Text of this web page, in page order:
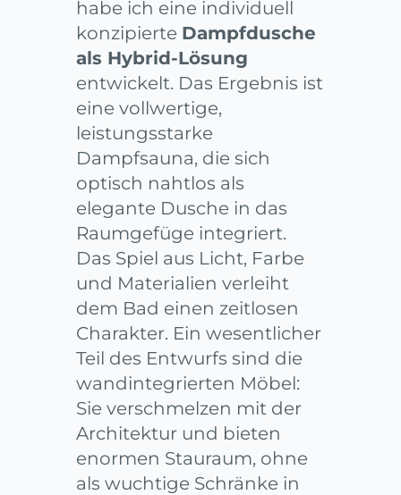
habe ich eine individuell
konzipierte Dampfdusche
als Hybrid-Lösung
entwickelt. Das Ergebnis ist
eine vollwertige,
leistungsstarke
Dampfsauna, die sich
optisch nahtlos als
elegante Dusche in das
Raumgefüge integriert.
Das Spiel aus Licht, Farbe
und Materialien verleiht
dem Bad einen zeitlosen
Charakter. Ein wesentlicher
Teil des Entwurfs sind die
wandintegrierten Möbel:
Sie verschmelzen mit der
Architektur und bieten
enormen Stauraum, ohne
als wuchtige Schränke in